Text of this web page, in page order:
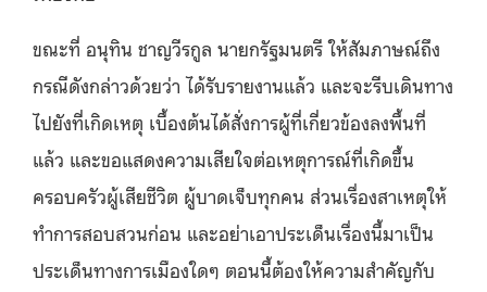
ขณะที่ อนุทิน ชาญวีรกูล นายกรัฐมนตรี ให้สัมภาษณ์ถึง
กรณีดังกล่าวด้วยว่า ได้รับรายงานแล้ว และจะรีบเดินทาง
ไปยังที่เกิดเหตุ เบื้องต้นได้สั่งการผู้ที่เกี่ยวข้องลงพื้นที่
แล้ว และขอแสดงความเสียใจต่อเหตุการณ์ที่เกิดขึ้น
ครอบครัวผู้เสียชีวิต ผู้บาดเจ็บทุกคน ส่วนเรื่องสาเหตุให้
ทำการสอบสวนก่อน และอย่าเอาประเด็นเรื่องนี้มาเป็น
ประเด็นทางการเมืองใดๆ ตอนนี้ต้องให้ความสำคัญกับ